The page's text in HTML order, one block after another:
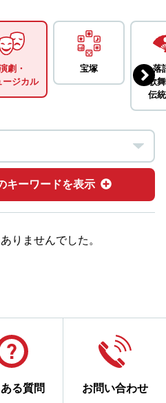
劇・
ージカル
宝塚
落
歌
伝
キーワードを表示
りませんでした。
る質問 お問い合わせ